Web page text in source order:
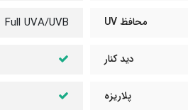
محافظ UV Full UVA/UVB
دید کنار
پلاریزه